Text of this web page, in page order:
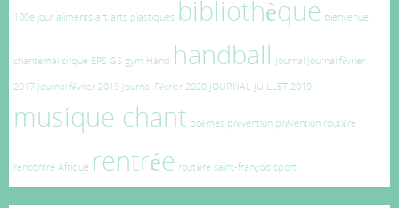
100e jour aliments art arts plastiques bibliothèque bienvenue
chantemai cirque EPS GS gym Hand handball Journal Journal février
2017 Journal février 2019 Journal Février 2020 JOURNAL JUILLET 2019
musique chant poèmes prévention prévention routière
rencontre Afrique rentrée routière saint-françois sport